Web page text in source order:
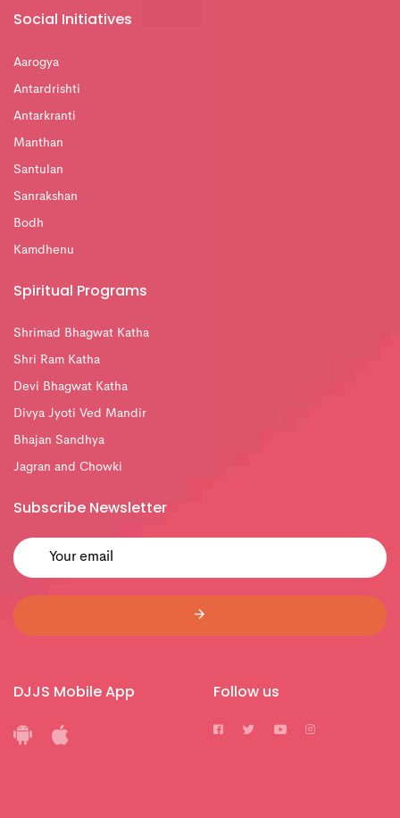
Social Initiatives
Aarogya
Antardrishti
Antarkranti
Manthan
Santulan
Sanrakshan
Bodh
Kamdhenu
Spiritual Programs
Shrimad Bhagwat Katha
Shri Ram Katha
Devi Bhagwat Katha
Divya Jyoti Ved Mandir
Bhajan Sandhya
Jagran and Chowki
Subscribe Newsletter
DJJS Mobile App Follow us